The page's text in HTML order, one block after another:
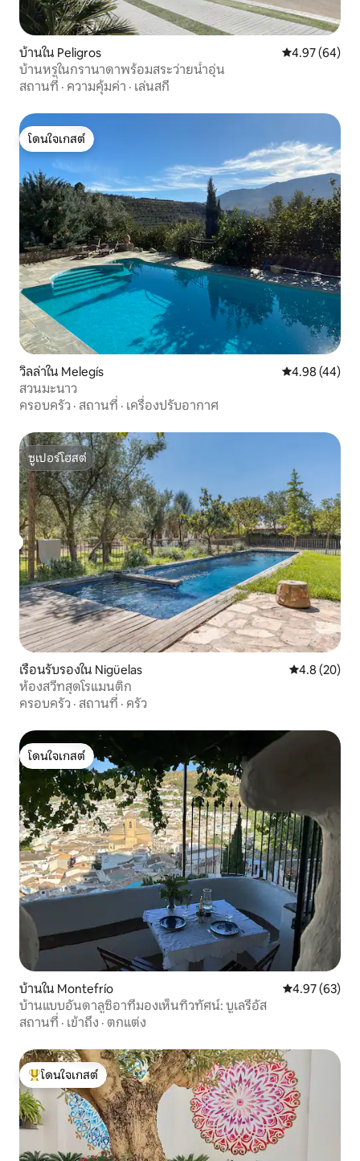
บ้านใน Peligros คะแนนเฉลี่ย
4.97 (64)
บ้านหรูในกรานาดาพร้อมสระว่ายน้ำอุ่น
สถานที่ · ความคุ้มค่า · เล่นสกี
โดนใจเกสต์
โดนใจเกสต์
วิลล่าใน Melegís คะแนนเฉลี่ย
4.98 (44)
สวนมะนาว
ครอบครัว · สถานที่ · เครื่องปรับอากาศ
ซูเปอร์โฮสต์
ซูเปอร์โฮสต์
เรือนรับรองใน Nigüelas คะแนนเฉลี่ย
4.8 (20)
ห้องสวีทสุดโรแมนติก
ครอบครัว · สถานที่ · ครัว
โดนใจเกสต์
โดนใจเกสต์
บ้านใน Montefrío คะแนนเฉลี่ย
4.97 (63)
บ้านแบบอันดาลูซิอาที่มองเห็นทิวทัศน์: บูเลรีอัส
สถานที่ · เข้าถึง · ตกแต่ง
โดนใจเกสต์ที่สุด
โดนใจเกสต์